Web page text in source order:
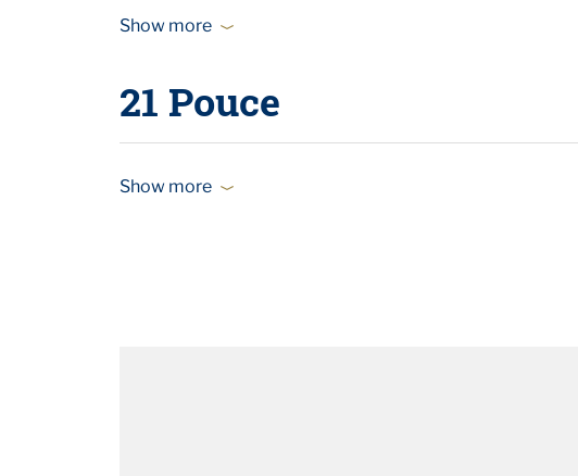
Show more
21 Pouce
Show more